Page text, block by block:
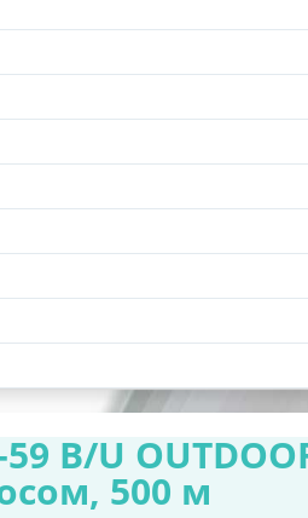
B/U
500 м